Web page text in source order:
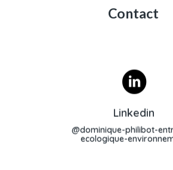
Contact
Linkedin
@dominique-philibot-
ecologique-
Profil Linkedin